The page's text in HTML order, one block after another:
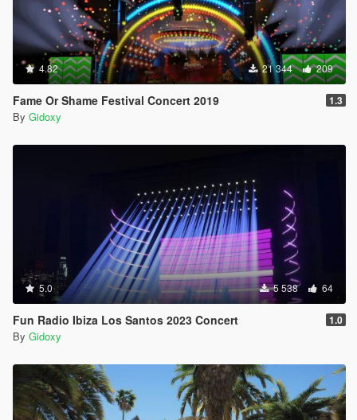
4.82 21 344 209
Fame Or Shame Festival Concert 2019 1.3
By Gidoxy
5.0 5 538 64
Fun Radio Ibiza Los Santos 2023 Concert 1.0
By Gidoxy